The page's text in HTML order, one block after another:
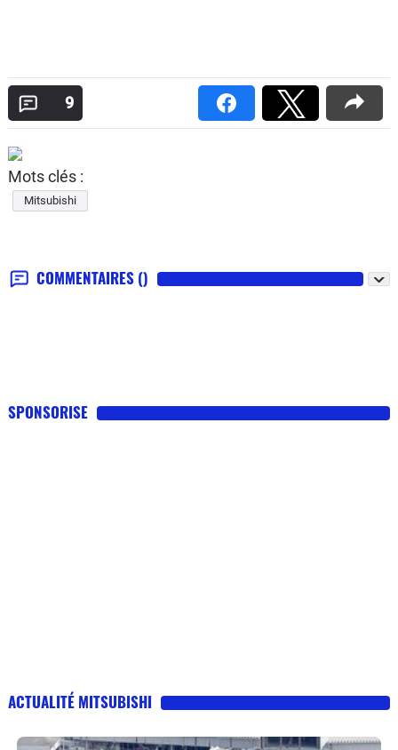
9
Mots clés :
Mitsubishi
COMMENTAIRES ()
SPONSORISE
ACTUALITÉ MITSUBISHI